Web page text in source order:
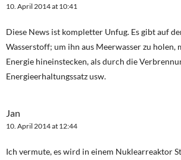
10. April 2014 at 10:41
Diese News ist kompletter Unfug. Es gibt auf
Wasserstoff; um ihn aus Meerwasser zu holen,
Energie hineinstecken, als durch die
Energieerhaltungssatz usw.
Jan
10. April 2014 at 12:44
Ich vermute, es wird in einem Nuklearreaktor